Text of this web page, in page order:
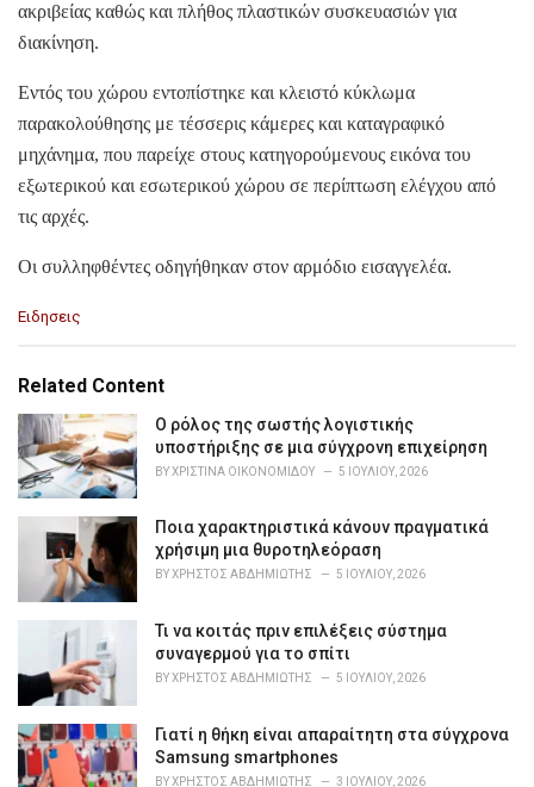
ακριβείας καθώς και πλήθος πλαστικών συσκευασιών για
διακίνηση.
Εντός του χώρου εντοπίστηκε και κλειστό κύκλωμα
παρακολούθησης με τέσσερις κάμερες και καταγραφικό
μηχάνημα, που παρείχε στους κατηγορούμενους εικόνα του
εξωτερικού και εσωτερικού χώρου σε περίπτωση ελέγχου από
τις αρχές.
Οι συλληφθέντες οδηγήθηκαν στον αρμόδιο εισαγγελέα.
C
e
o
r
i
e
Ειδησεις
Related Content
Ο ρόλος της σωστής λογιστικής
υποστήριξης σε μια σύγχρονη επιχείρηση
BYΧΡΙΣΤΊΝΑ ΟΙΚΟΝΟΜΊΔΟΥ 5 ΙΟΥΛΊΟΥ, 2026
Ποια χαρακτηριστικά κάνουν πραγματικά
χρήσιμη μια θυροτηλεόραση
BYΧΡΉΣΤΟΣ ΑΒΔΗΜΙΏΤΗΣ 5 ΙΟΥΛΊΟΥ, 2026
Τι να κοιτάς πριν επιλέξεις σύστημα
συναγερμού για το σπίτι
BYΧΡΉΣΤΟΣ ΑΒΔΗΜΙΏΤΗΣ 5 ΙΟΥΛΊΟΥ, 2026
Γιατί η θήκη είναι απαραίτητη στα σύγχρονα
Samsung smartphones
BYΧΡΉΣΤΟΣ ΑΒΔΗΜΙΏΤΗΣ 3 ΙΟΥΛΊΟΥ, 2026